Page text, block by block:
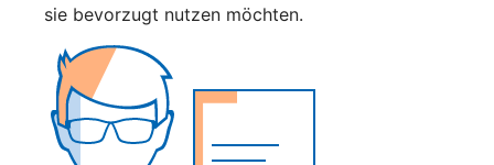
sie bevorzugt nutzen möchten.